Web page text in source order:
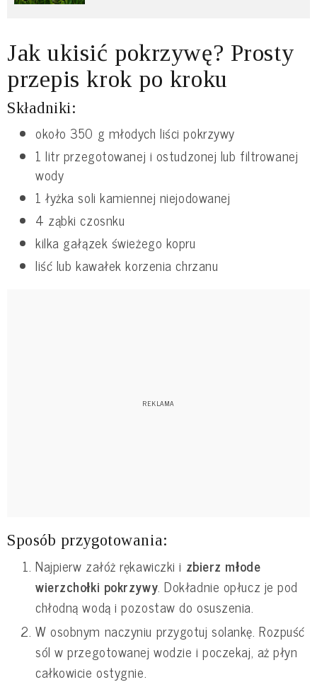
Jak ukisić pokrzywę? Prosty
przepis krok po kroku
Składniki:
około 350 g młodych liści pokrzywy
1 litr przegotowanej i ostudzonej lub filtrowanej
wody
1 łyżka soli kamiennej niejodowanej
4 ząbki czosnku
kilka gałązek świeżego kopru
liść lub kawałek korzenia chrzanu
Sposób przygotowania:
Najpierw załóż rękawiczki i zbierz młode
wierzchołki pokrzywy. Dokładnie opłucz je pod
chłodną wodą i pozostaw do osuszenia.
W osobnym naczyniu przygotuj solankę. Rozpuść
sól w przegotowanej wodzie i poczekaj, aż płyn
całkowicie ostygnie.